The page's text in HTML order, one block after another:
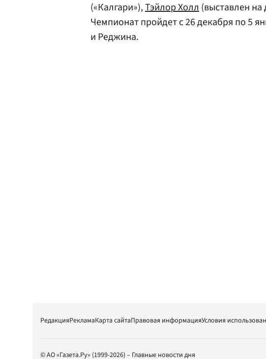
(«Калгари»),Тэйлор Холл(выставлен на
Чемпионат пройдет с 26 декабря по 5
и Реджина.
РедакцияРекламаКарта сайтаПравовая информацияУсловия
© АО «Газета.Ру» (1999-2026) – Главные новости дня